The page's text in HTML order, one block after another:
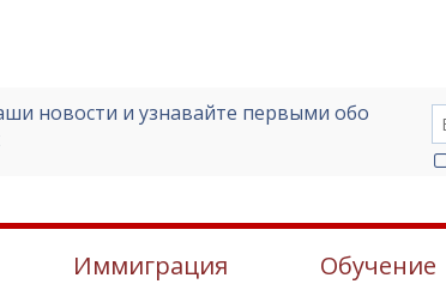
новости и узнавайте первыми обо
Иммиграция
Обучение